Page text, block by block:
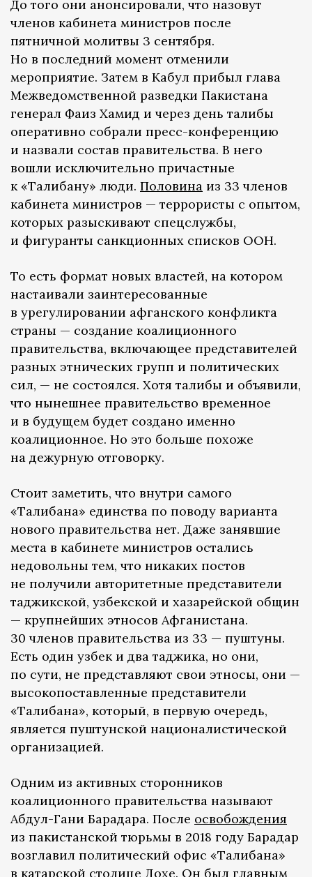
До того они анонсировали, что назовут
членов кабинета министров после
пятничной молитвы 3 сентября.
Но в последний момент отменили
мероприятие. Затем в Кабул прибыл глава
Межведомственной разведки Пакистана
генерал Фаиз Хамид и через день талибы
оперативно собрали пресс-конференцию
и назвали состав правительства. В него
вошли исключительно причастные
к «Талибану» люди. Половина из 33 членов
кабинета министров — террористы с опытом,
которых разыскивают спецслужбы,
и фигуранты санкционных списков ООН.
То есть формат новых властей, на котором
настаивали заинтересованные
в урегулировании афганского конфликта
страны — создание коалиционного
правительства, включающее представителей
разных этнических групп и политических
сил, — не состоялся. Хотя талибы и объявили,
что нынешнее правительство временное
и в будущем будет создано именно
коалиционное. Но это больше похоже
на дежурную отговорку.
Стоит заметить, что внутри самого
«Талибана» единства по поводу варианта
нового правительства нет. Даже занявшие
места в кабинете министров остались
недовольны тем, что никаких постов
не получили авторитетные представители
таджикской, узбекской и хазарейской общин
— крупнейших этносов Афганистана.
30 членов правительства из 33 — пуштуны.
Есть один узбек и два таджика, но они,
по сути, не представляют свои этносы, они —
высокопоставленные представители
«Талибана», который, в первую очередь,
является пуштунской националистической
организацией.
Одним из активных сторонников
коалиционного правительства называют
Абдул-Гани Барадара. После освобождения
из пакистанской тюрьмы в 2018 году Барадар
возглавил политический офис «Талибана»
в катарской столице Дохе. Он был главным